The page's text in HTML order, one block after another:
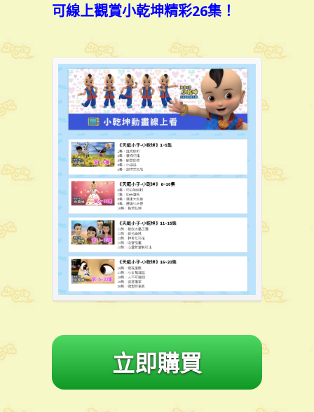
可線上觀賞小乾坤精彩26集！
立即購買